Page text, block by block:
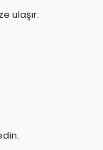
ulaşır.